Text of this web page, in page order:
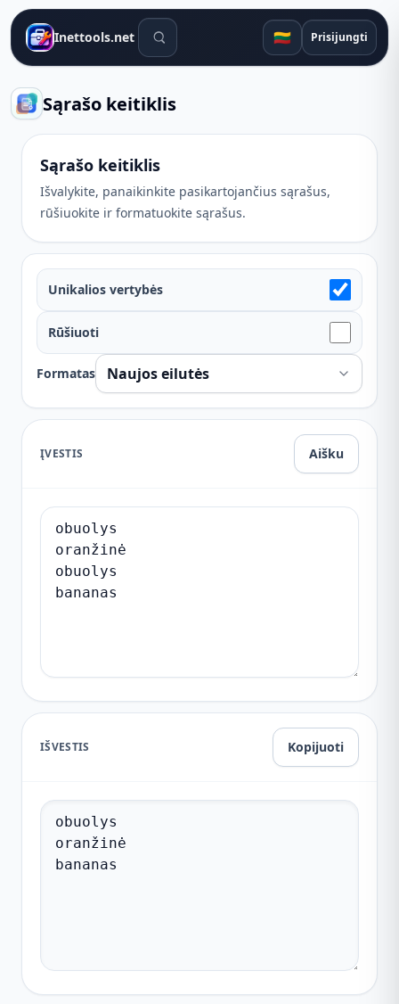
Inettools.net Paieškos įrankiai 🇱🇹 Prisijungti
Sąrašo keitiklis
Sąrašo keitiklis
Išvalykite, panaikinkite pasikartojančius sąrašus,
rūšiuokite ir formatuokite sąrašus.
Unikalios vertybės
Rūšiuoti
Formatas
ĮVESTIS Aišku
IŠVESTIS Kopijuoti